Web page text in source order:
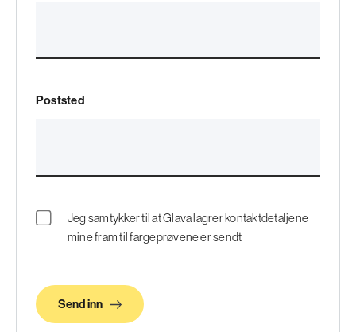
Poststed
Jeg samtykker til at Glava lagrer kontaktdetaljene
mine fram til fargeprøvene er sendt
Send inn